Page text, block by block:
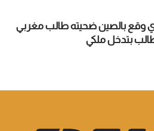
وقع بالصين ضحيته طالب مغربي
بتدخل ملكي